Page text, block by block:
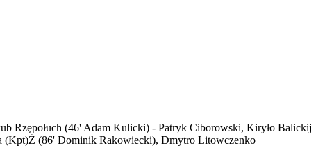
Rzępołuch (46' Adam Kulicki) - Patryk Ciborowski, Kiryło Balickij
(Kpt)Ż (86' Dominik Rakowiecki), Dmytro Litowczenko